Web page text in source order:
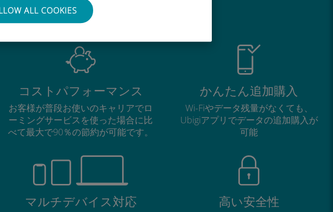
ALL COOKIES
がすごい理由
コストパフォーマンス
お客様が普段お使いのキャリアでロ
ーミングサービスを使った場合に比
べて最大で90％の節約が可能です。
かんたん追加購入
Wi-Fiやデータ残量がなくても、
Ubigiアプリでデータの追加購入が
可能
マルチデバイス対応 高い安全性